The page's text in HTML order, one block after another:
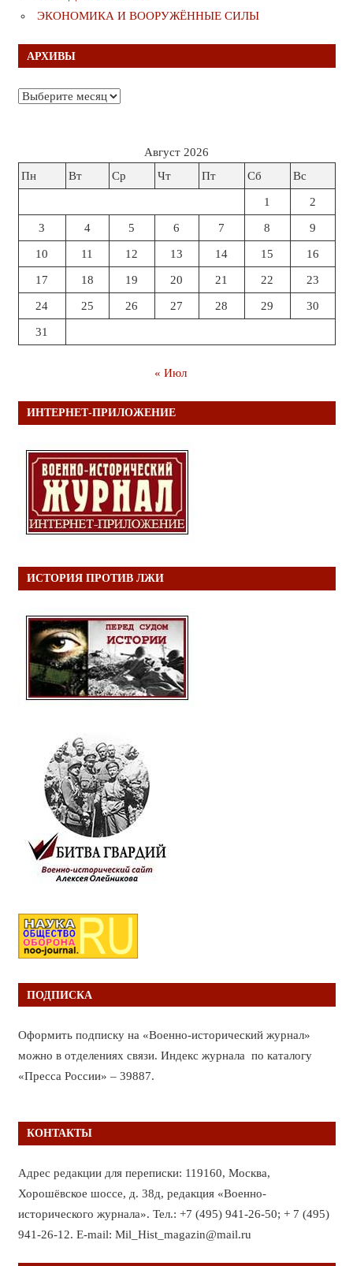
ЭКОНОМИКА И ВООРУЖЁННЫЕ СИЛЫ
АРХИВЫ
Архивы
Август 2026
Пн
Вт Ср Чт Пт Сб Вс
1 2
3 4 5 6 7 8 9
10 11 12 13 14 15 16
17 18 19 20 21 22 23
24 25 26 27 28 29 30
31
« Июл
ИНТЕРНЕТ-ПРИЛОЖЕНИЕ
ИСТОРИЯ ПРОТИВ ЛЖИ
ПОДПИСКА
Оформить подписку на «Военно-исторический журнал»
можно в отделениях связи. Индекс журнала по каталогу
«Пресса России» – 39887.
КОНТАКТЫ
Адрес редакции для переписки: 119160, Москва,
Хорошёвское шоссе, д. 38д, редакция «Военно-
исторического журнала». Тел.: +7 (495) 941-26-50; + 7 (495)
941-26-12. E-mail: Mil_Hist_magazin@mail.ru